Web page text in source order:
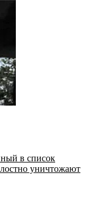
в список
уничтожают